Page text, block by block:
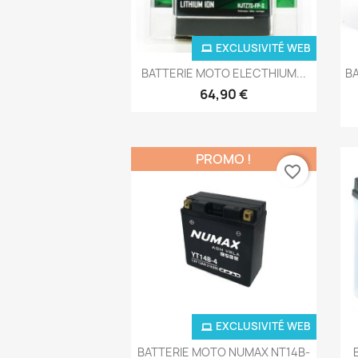
Aperçu rapide
BATTERIE MOTO ELECTHIUM...
64,90 €
EXCLUSIVITÉ WEB
Aperçu rapide
BATTERIE MOTO NUMAX NT14B-
EXCLUSIVITÉ WEB
PROMO !
favorite_border